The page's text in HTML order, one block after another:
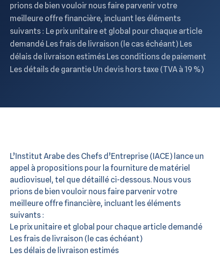
prions de bien vouloir nous faire parvenir votre
meilleure offre financière, incluant les éléments
suivants : Le prix unitaire et global pour chaque article
demandé Les frais de livraison (le cas échéant) Les
délais de livraison estimés Les conditions de paiement
Les détails de garantie Un devis hors taxe (TVA à 19 %)
L’Institut Arabe des Chefs d’Entreprise (IACE) lance un
appel à propositions pour la fourniture de matériel
audiovisuel, tel que détaillé ci-dessous. Nous vous
prions de bien vouloir nous faire parvenir votre
meilleure offre financière, incluant les éléments
suivants :
Le prix unitaire et global pour chaque article demandé
Les frais de livraison (le cas échéant)
Les délais de livraison estimés